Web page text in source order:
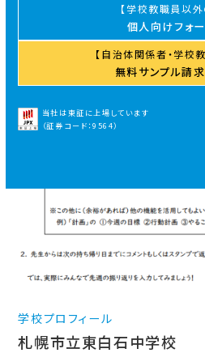
学校教職員以
個人向けフォ
自治体関係者・学校
無料サンプル請
当社は東証に上場しています
（証券コード：9564）
学校プロフィール
札幌市立東白石中学校